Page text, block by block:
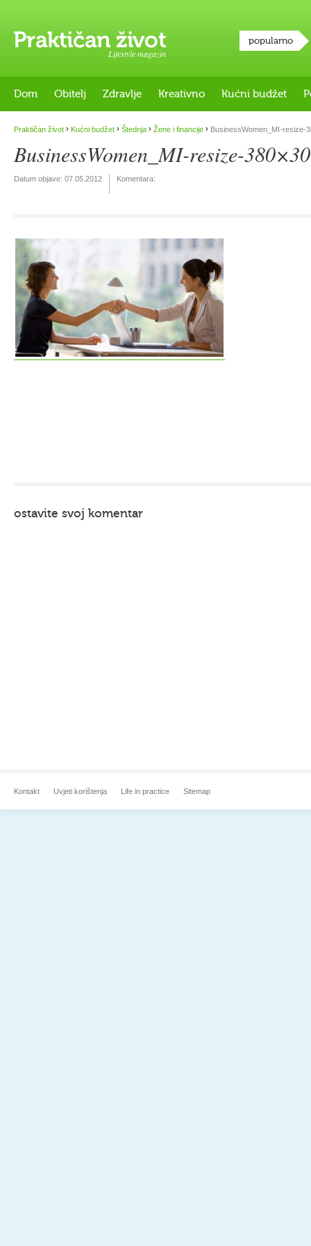
Lifestyle magazin
popularno
Dom Obitelj Zdravlje Kreativno Kućni budžet
Praktičan život › Kućni budžet › Štednja › Žene i financije › BusinessWomen_MI-resize-
BusinessWomen_MI-resize-
Datum objave: 07.05.2012 Komentara:
ostavite svoj komentar
Kontakt Uvjeti korištenja Life in practice Sitemap